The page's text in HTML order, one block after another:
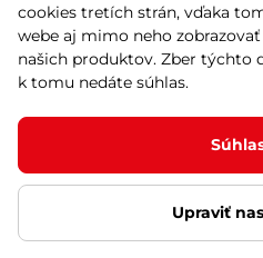
Montáž a servis
Kariéra
© 2026 Stores inSPORTline SK, s.r.o.
Ochrana osobných údajov
cookies tretích strán, vďaka
webe aj mimo neho
našich produktov. Zber týchto
k tomu nedáte súhlas.
Upraviť